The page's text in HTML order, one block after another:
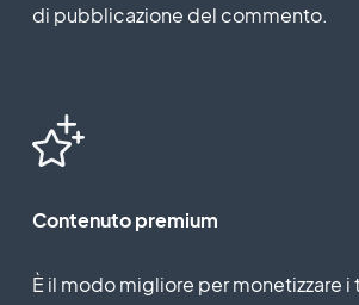
di pubblicazione del commento.
Contenuto premium
È il modo migliore per monetizzare